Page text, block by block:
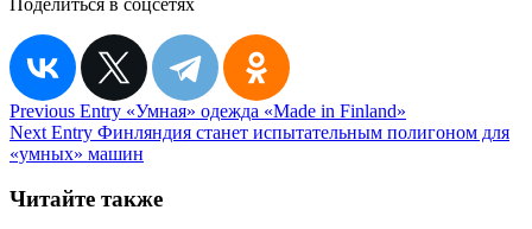
Навигация
по
Previous Entry «Умная» одежда «Made in Finland»
Next Entry Финляндия станет испытательным полигоном для
«умных» машин
Читайте также